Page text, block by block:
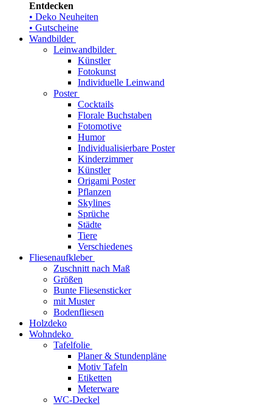
Entdecken
• Deko Neuheiten
• Gutscheine
Wandbilder
Leinwandbilder
Künstler
Fotokunst
Individuelle Leinwand
Poster
Cocktails
Florale Buchstaben
Fotomotive
Humor
Individualisierbare Poster
Kinderzimmer
Künstler
Origami Poster
Pflanzen
Skylines
Sprüche
Städte
Tiere
Verschiedenes
Fliesenaufkleber
Zuschnitt nach Maß
Größen
Bunte Fliesensticker
mit Muster
Bodenfliesen
Holzdeko
Wohndeko
Tafelfolie
Planer & Stundenpläne
Motiv Tafeln
Etiketten
Meterware
WC-Deckel